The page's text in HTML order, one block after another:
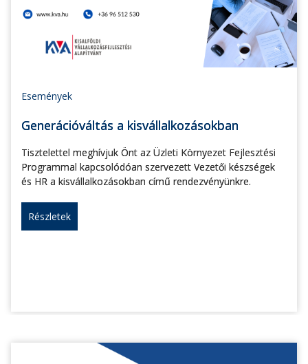
Események
Generációváltás a kisvállalkozásokban
Tisztelettel meghívjuk Önt az Üzleti Környezet Fejlesztési
Programmal kapcsolódóan szervezett Vezetői készségek
és HR a kisvállalkozásokban című rendezvényünkre.
Részletek